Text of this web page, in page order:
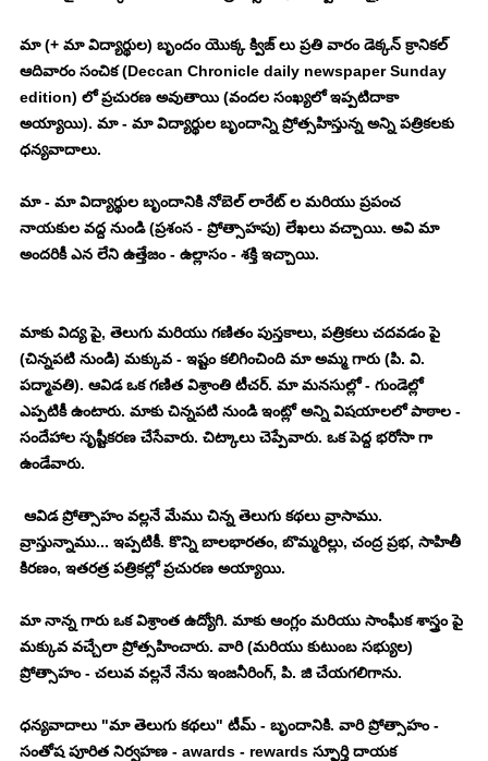
మా (+ మా విద్యార్థుల) బృందం యొక్క క్విజ్ లు ప్రతి వారం డెక్కన్ క్రానికల్
ఆదివారం సంచిక (Deccan Chronicle daily newspaper Sunday
edition) లో ప్రచురణ అవుతాయి (వందల సంఖ్యలో ఇప్పటిదాకా
అయ్యాయి). మా - మా విద్యార్థుల బృందాన్ని ప్రోత్సహిస్తున్న అన్ని పత్రికలకు
ధన్యవాదాలు.
మా - మా విద్యార్థుల బృందానికి నోబెల్ లారేట్ ల మరియు ప్రపంచ
నాయకుల వద్ద నుండి (ప్రశంస - ప్రోత్సాహపు) లేఖలు వచ్చాయి. అవి మా
అందరికీ ఎన లేని ఉత్తేజం - ఉల్లాసం - శక్తి ఇచ్చాయి.
మాకు విద్య పై, తెలుగు మరియు గణితం పుస్తకాలు, పత్రికలు చదవడం పై
(చిన్నపటి నుండి) మక్కువ - ఇష్టం కలిగించింది మా అమ్మ గారు (పి. వి.
పద్మావతి). ఆవిడ ఒక గణిత విశ్రాంతి టీచర్. మా మనసుల్లో - గుండెల్లో
ఎప్పటికీ ఉంటారు. మాకు చిన్నపటి నుండి ఇంట్లో అన్ని విషయాలలో పాఠాల -
సందేహాల సృష్టీకరణ చేసేవారు. చిట్కాలు చెప్పేవారు. ఒక పెద్ద భరోసా గా
ఉండేవారు.
ఆవిడ ప్రోత్సాహం వల్లనే మేము చిన్న తెలుగు కథలు వ్రాసాము.
వ్రాస్తున్నాము... ఇప్పటికీ. కొన్ని బాలభారతం, బొమ్మరిల్లు, చంద్ర ప్రభ, సాహితీ
కిరణం, ఇతరత్ర పత్రికల్లో ప్రచురణ అయ్యాయి.
మా నాన్న గారు ఒక విశ్రాంత ఉద్యోగి. మాకు ఆంగ్లం మరియు సాంఘీక శాస్త్రం పై
మక్కువ వచ్చేలా ప్రోత్సహించారు. వారి (మరియు కుటుంబ సభ్యుల)
ప్రోత్సాహం - చలువ వల్లనే నేను ఇంజనీరింగ్, పి. జి చేయగలిగాను.
ధన్యవాదాలు "మా తెలుగు కథలు" టీమ్ - బృందానికి. వారి ప్రోత్సాహం -
సంతోష పూరిత నిర్వహణ - awards - rewards స్ఫూర్తి దాయక